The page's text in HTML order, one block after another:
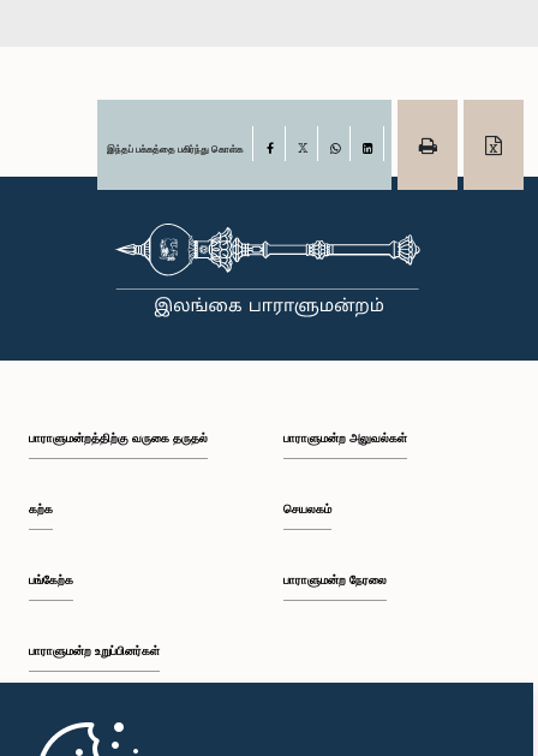
இந்தப் பக்கத்தை பகிர்ந்து கொள்க Facebook
பாராளுமன்றத்திற்கு வருகை தருதல்
கற்க
பங்கேற்க
பாராளுமன்ற உறுப்பினர்கள்
முதற்பக்கம்
பாராளுமன்ற அலுவல்கள்
செயலகம்
பாராளுமன்ற நேரலை